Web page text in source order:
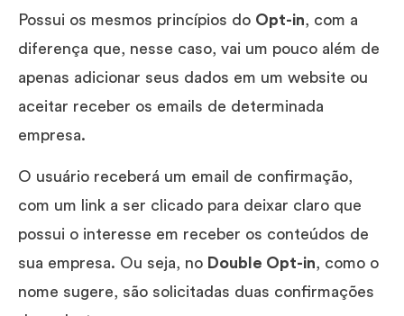
Possui os mesmos princípios do Opt-in, com a
diferença que, nesse caso, vai um pouco além de
apenas adicionar seus dados em um website ou
aceitar receber os emails de determinada
empresa.
O usuário receberá um email de confirmação,
com um link a ser clicado para deixar claro que
possui o interesse em receber os conteúdos de
sua empresa. Ou seja, no Double Opt-in, como o
nome sugere, são solicitadas duas confirmações